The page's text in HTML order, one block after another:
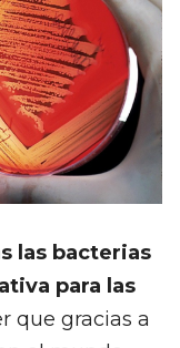
las bacterias
para las
que gracias a